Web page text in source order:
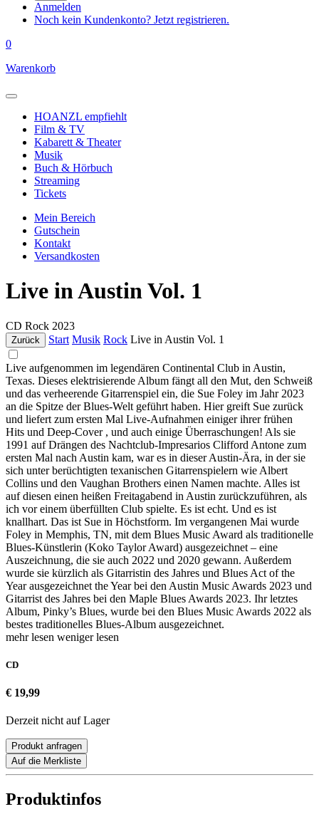
Anmelden
Noch kein Kundenkonto? Jetzt registrieren.
0
Warenkorb
HOANZL empfiehlt
Film & TV
Kabarett & Theater
Musik
Buch & Hörbuch
Streaming
Tickets
Mein Bereich
Gutschein
Kontakt
Versandkosten
Live in Austin Vol. 1
CD Rock 2023
Zurück Start Musik Rock Live in Austin Vol. 1
Live aufgenommen im legendären Continental Club in Austin,
Texas. Dieses elektrisierende Album fängt all den Mut, den Schweiß
und das verheerende Gitarrenspiel ein, die Sue Foley im Jahr 2023
an die Spitze der Blues-Welt geführt haben. Hier greift Sue zurück
und liefert zum ersten Mal Live-Aufnahmen einiger ihrer frühen
Hits und Deep-Cover , und auch einige Überraschungen! Als sie
1991 auf Drängen des Nachtclub-Impresarios Clifford Antone zum
ersten Mal nach Austin kam, war es in dieser Austin-Ära, in der sie
sich unter berüchtigten texanischen Gitarrenspielern wie Albert
Collins und den Vaughan Brothers einen Namen machte. Alles ist
auf diesen einen heißen Freitagabend in Austin zurückzuführen, als
ich vor einem überfüllten Club spielte. Es ist echt. Und es ist
knallhart. Das ist Sue in Höchstform. Im vergangenen Mai wurde
Foley in Memphis, TN, mit dem Blues Music Award als traditionelle
Blues-Künstlerin (Koko Taylor Award) ausgezeichnet – eine
Auszeichnung, die sie auch 2022 und 2020 gewann. Außerdem
wurde sie kürzlich als Gitarristin des Jahres und Blues Act of the
Year ausgezeichnet the Year bei den Austin Music Awards 2023 und
Gitarrist des Jahres bei den Maple Blues Awards 2023. Ihr letztes
Album, Pinky’s Blues, wurde bei den Blues Music Awards 2022 als
bestes traditionelles Blues-Album ausgezeichnet.
mehr lesen weniger lesen
CD
€ 19,99
Derzeit nicht auf Lager
Produkt anfragen
Auf die Merkliste
Produktinfos